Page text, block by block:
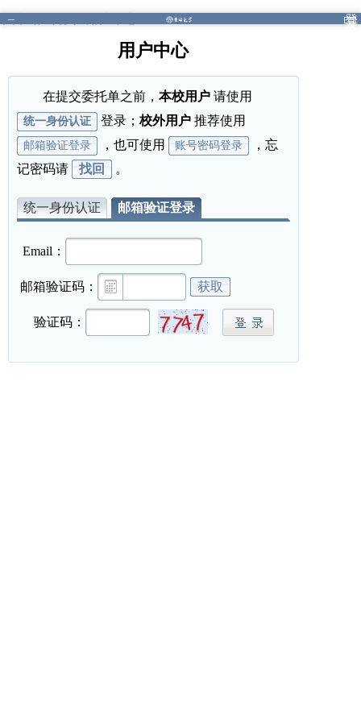
登
录
图书馆
用户中心
在提交委托单之前， 本校用户 请使用
统一身份认证 登录； 校外用户 推荐使用
邮箱验证登录 ，也可使用 账号密码登录
，忘
记密码请
找回 。
统一身份认证 邮箱验证登录
Email：
邮箱验证码： 获取
验证码：